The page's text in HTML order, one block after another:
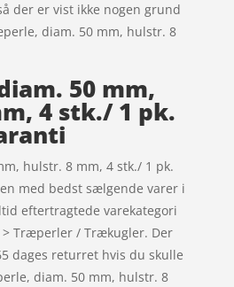
der er vist ikke nogen grund
diam. 50 mm, hulstr. 8
50 mm,
4 stk./ 1 pk.
hulstr. 8 mm, 4 stk./ 1 pk.
med bedst sælgende varer i
eftertragtede varekategori
> Træperler / Trækugler. Der
dages returret hvis du skulle
diam. 50 mm, hulstr. 8